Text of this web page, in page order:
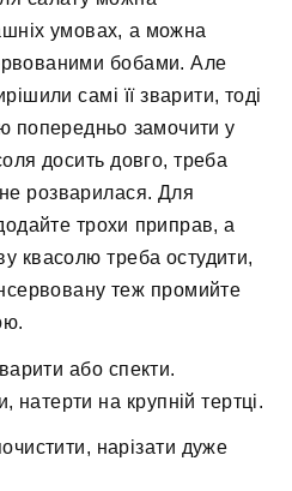
умовах, а можна
бобами. Але
самі її зварити, тоді
попередньо замочити у
досить довго, треба
розварилася. Для
трохи приправ, а
квасолю треба остудити,
теж промийте
або спекти.
натерти на крупній тертці.
нарізати дуже